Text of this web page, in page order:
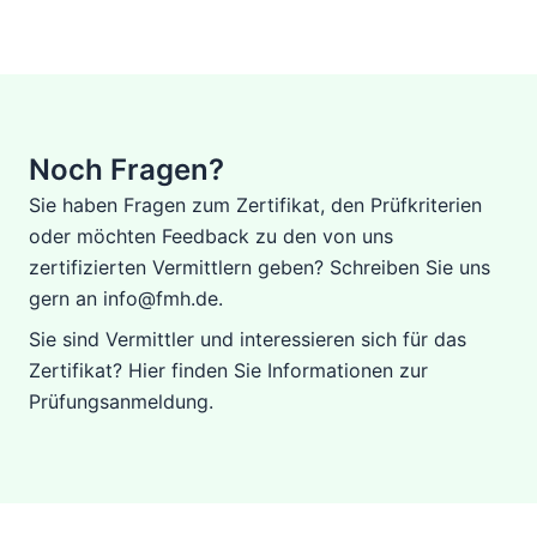
Noch Fragen?
Sie haben Fragen zum Zertifikat, den Prüfkriterien
oder möchten Feedback zu den von uns
zertifizierten Vermittlern geben? Schreiben Sie uns
gern an info@fmh.de.
Sie sind Vermittler und interessieren sich für das
Zertifikat? Hier finden Sie Informationen zur
Prüfungsanmeldung.